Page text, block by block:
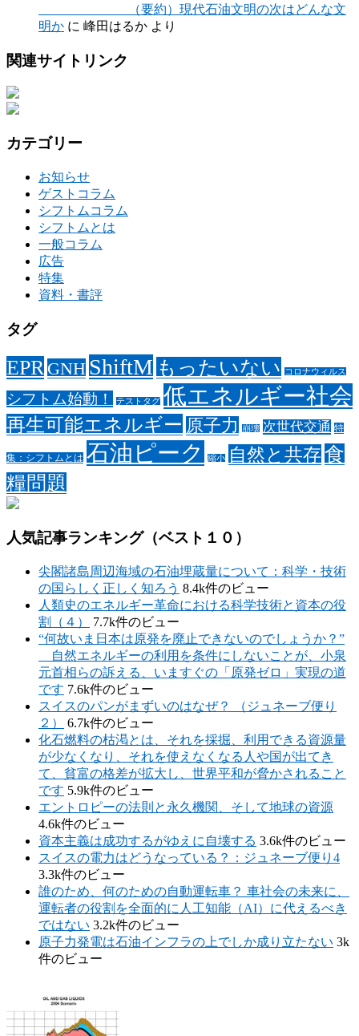
（要約）現代石油文明の次はどんな文
明か に 峰田はるか より
関連サイトリンク
カテゴリー
お知らせ
ゲストコラム
シフトムコラム
シフトムとは
一般コラム
広告
特集
資料・書評
タグ
EPR GNH ShiftM もったいない コロナウィルス
シフトム始動！ テストタグ 低エネルギー社会
再生可能エネルギー 原子力 崩壊 次世代交通 特
集：シフトムとは 石油ピーク 縮小 自然と共存食
糧問題
人気記事ランキング（ベスト１０）
尖閣諸島周辺海域の石油埋蔵量について：科学・技術
の国らしく正しく知ろう 8.4k件のビュー
人類史のエネルギー革命における科学技術と資本の役
割（４）
7.7k件のビュー
“何故いま日本は原発を廃止できないのでしょうか？”
自然エネルギーの利用を条件にしないことが、小泉
元首相らの訴える、いますぐの「原発ゼロ」実現の道
です 7.6k件のビュー
スイスのパンがまずいのはなぜ？ （ジュネーブ便り
２）
6.7k件のビュー
化石燃料の枯渇とは、それを採掘、利用できる資源量
が少なくなり、それを使えなくなる人や国が出てき
て、貧富の格差が拡大し、世界平和が脅かされること
です 5.9k件のビュー
エントロピーの法則と永久機関、そして地球の資源
4.6k件のビュー
資本主義は成功するがゆえに自壊する 3.6k件のビュー
スイスの電力はどうなっている？：ジュネーブ便り4
3.3k件のビュー
誰のため、何のための自動運転車？ 車社会の未来に、
運転者の役割を全面的に人工知能（AI）に代えるべき
ではない 3.2k件のビュー
原子力発電は石油インフラの上でしか成り立たない 3k
件のビュー